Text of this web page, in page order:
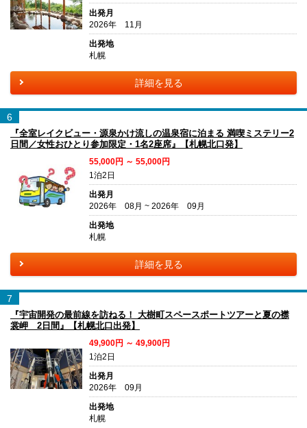
出発月
2026年 11月
出発地
札幌
詳細を見る
6
『全室レイクビュー・源泉かけ流しの温泉宿に泊まる 満喫ミステリー2
日間／女性おひとり参加限定・1名2座席』【札幌北口発】
55,000円 ～ 55,000円
1泊2日
出発月
2026年 08月 ~ 2026年 09月
出発地
札幌
詳細を見る
7
『宇宙開発の最前線を訪ねる！ 大樹町スペースポートツアーと夏の襟
裳岬 2日間』【札幌北口出発】
49,900円 ～ 49,900円
1泊2日
出発月
2026年 09月
出発地
札幌